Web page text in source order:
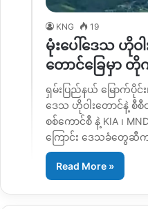
KNG 19
မုံးပေါ်ဒေသ ဟိုဝ
တောင်ခြေမှာ တို
ရှမ်းပြည်နယ် မြောက်ပို
ဒေသ ဟိုဝါးတောင်နဲ့ စီ
စစ်ကောင်စီ နဲ့ KIA ၊
ကြောင်း ဒေသခံတွေဆီ
Read More »